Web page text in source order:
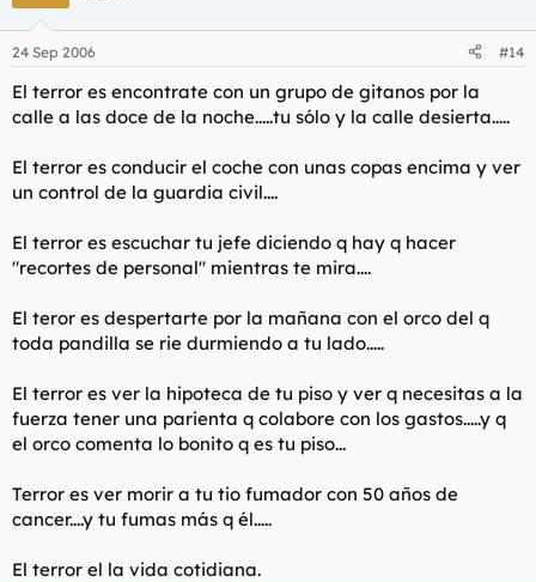
24 Sep 2006 #14
El terror es encontrate con un grupo de gitanos por la
calle a las doce de la noche.....tu sólo y la calle desierta.....
El terror es conducir el coche con unas copas encima y ver
un control de la guardia civil....
El terror es escuchar tu jefe diciendo q hay q hacer
"recortes de personal" mientras te mira....
El teror es despertarte por la mañana con el orco del q
toda pandilla se rie durmiendo a tu lado.....
El terror es ver la hipoteca de tu piso y ver q necesitas a la
fuerza tener una parienta q colabore con los gastos.....y q
el orco comenta lo bonito q es tu piso...
Terror es ver morir a tu tio fumador con 50 años de
cancer....y tu fumas más q él.....
El terror el la vida cotidiana.